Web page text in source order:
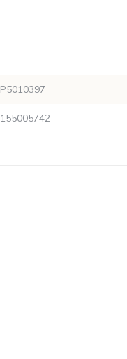
P5010397
155005742